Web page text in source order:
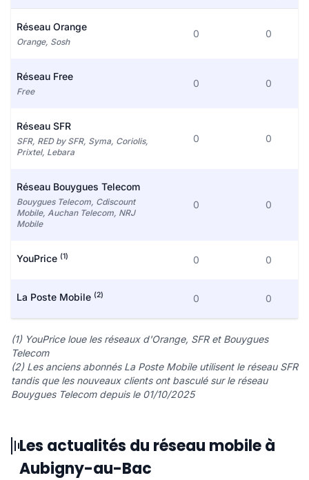
Réseau Orange
Orange, Sosh
0 0
Réseau Free
Free
0 0
Réseau SFR
SFR, RED by SFR, Syma, Coriolis,
Prixtel, Lebara
0 0
Réseau Bouygues Telecom
Bouygues Telecom, Cdiscount
Mobile, Auchan Telecom, NRJ
Mobile
0 0
YouPrice (1) 0 0
La Poste Mobile (2) 0 0
(1) YouPrice loue les réseaux d'Orange, SFR et Bouygues
Telecom
(2) Les anciens abonnés La Poste Mobile utilisent le réseau SFR
tandis que les nouveaux clients ont basculé sur le réseau
Bouygues Telecom depuis le 01/10/2025
Les actualités du réseau mobile à
Aubigny-au-Bac